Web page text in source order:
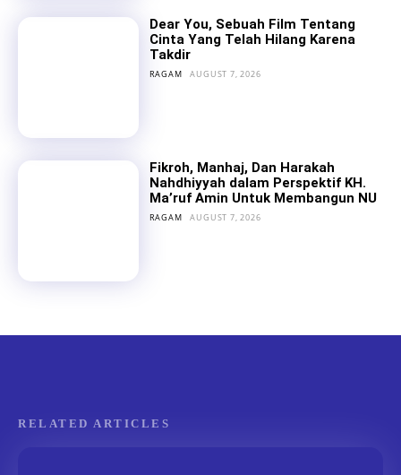
Dear You, Sebuah Film Tentang
Cinta Yang Telah Hilang Karena
Takdir
RAGAM AUGUST 7, 2026
Fikroh, Manhaj, Dan Harakah
Nahdhiyyah dalam Perspektif KH.
Ma’ruf Amin Untuk Membangun NU
RAGAM AUGUST 7, 2026
RELATED ARTICLES